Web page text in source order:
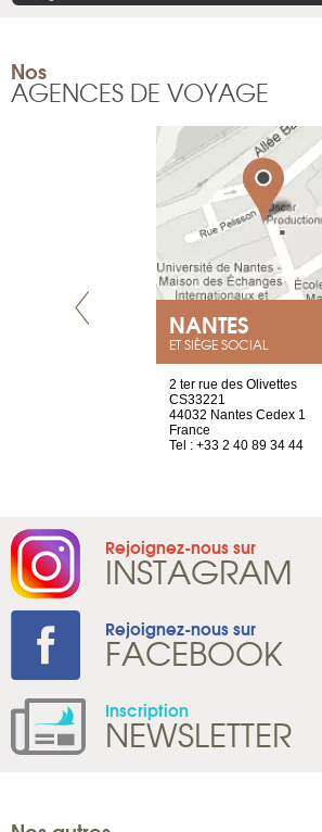
Nos
AGENCES DE VOYAGE
NANTES
ET SIÈGE SOCIAL
2 ter rue des Olivettes
CS33221
44032 Nantes Cedex 1
France
Tel : +33 2 40 89 34 44
Rejoignez-nous sur
INSTAGRAM
Rejoignez-nous sur
FACEBOOK
Inscription
NEWSLETTER